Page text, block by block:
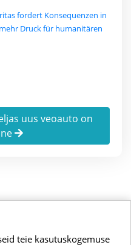
fordert Konsequenzen in
Druck für humanitären
uus veoauto on
teie kasutuskogemuse